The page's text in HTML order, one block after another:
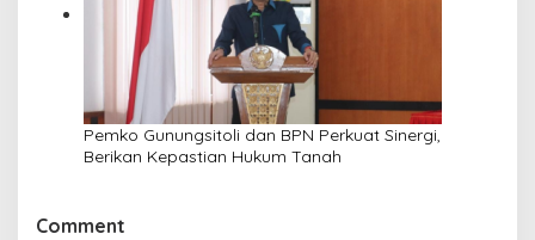
Pemko Gunungsitoli dan BPN Perkuat Sinergi,
Berikan Kepastian Hukum Tanah
Comment